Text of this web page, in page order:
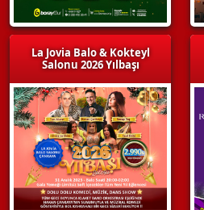
La Jovia Balo & Kokteyl
Salonu 2026 Yılbaşı